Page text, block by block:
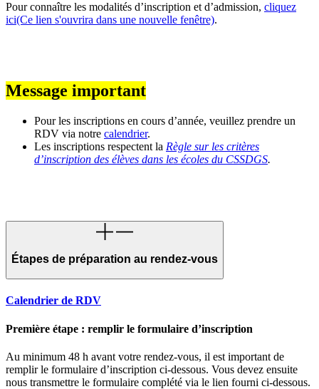
Pour connaître les modalités d’inscription et d’admission, cliquez
ici(Ce lien s'ouvrira dans une nouvelle fenêtre).
Message important
Pour les inscriptions en cours d’année, veuillez prendre un
RDV via notre calendrier.
Les inscriptions respectent la Règle sur les critères
d’inscription des élèves dans les écoles du CSSDGS.
Étapes de préparation au rendez-vous
Calendrier de RDV
Première étape : remplir le formulaire d’inscription
Au minimum 48 h avant votre rendez-vous, il est important de
remplir le formulaire d’inscription ci-dessous. Vous devez ensuite
nous transmettre le formulaire complété via le lien fourni ci-dessous.